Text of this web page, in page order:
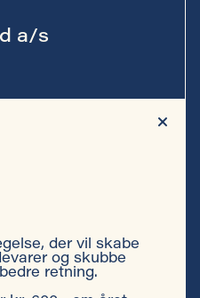
a/s
der vil skabe
og skubbe
retning.